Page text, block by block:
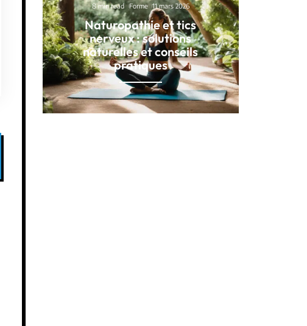
8 min read Forme 11 mars 2026
Naturopathie et tics
nerveux : solutions
naturelles et conseils
pratiques